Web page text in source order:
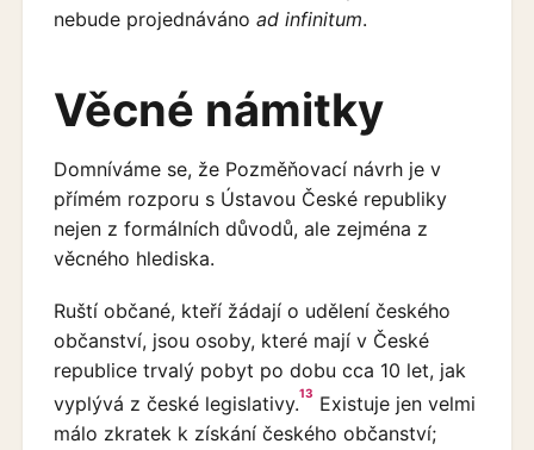
nebude projednáváno ad infinitum.
Věcné námitky
Domníváme se, že Pozměňovací návrh je v
přímém rozporu s Ústavou České republiky
nejen z formálních důvodů, ale zejména z
věcného hlediska.
Ruští občané, kteří žádají o udělení českého
občanství, jsou osoby, které mají v České
republice trvalý pobyt po dobu cca 10 let, jak
vyplývá z české legislativy.13 Existuje jen velmi
málo zkratek k získání českého občanství;